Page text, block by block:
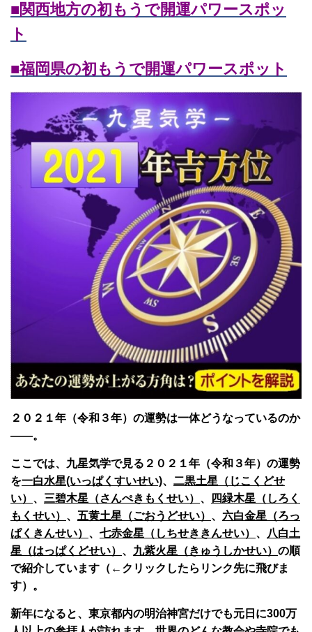
■関西地方の初もうで開運パワースポッ
ト
■福岡県の初もうで開運パワースポット
２０２１年（令和３年）の運勢は一体どうなっているのか
――。
ここでは、九星気学で見る２０２１年（令和３年）の運勢
を一白水星(いっぱくすいせい)、 二黒土星（じこくどせ
い） 、 三碧木星（さんぺきもくせい） 、
四緑木星（しろく
もくせい） 、 五黄土星（ごおうどせい） 、 六白金星（ろっ
ぱくきんせい） 、 七赤金星（しちせききんせい） 、 八白土
星（はっぱくどせい） 、 九紫火星（きゅうしかせい） の順
で紹介しています（←クリックしたらリンク先に飛びま
す）。
新年になると、東京都内の明治神宮だけでも元日に300万